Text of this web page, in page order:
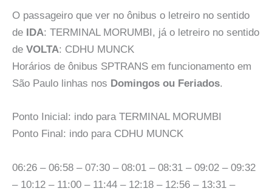
O passageiro que ver no ônibus o letreiro no sentido
de
IDA: TERMINAL MORUMBI, já o letreiro no sentido
de VOLTA: CDHU MUNCK
Horários de ônibus SPTRANS em funcionamento em
São Paulo linhas nos Domingos ou Feriados.
Ponto Inicial: indo para TERMINAL MORUMBI
Ponto Final: indo para CDHU MUNCK
06:26 – 06:58 – 07:30 – 08:01 – 08:31 – 09:02 – 09:32
– 10:12 – 11:00 – 11:44 – 12:18 – 12:56 – 13:31 –